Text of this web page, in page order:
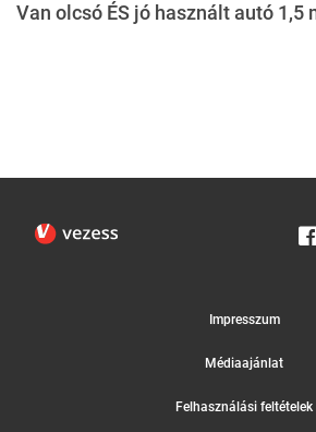
Van olcsó ÉS jó használt autó 1,5
Impresszum
Médiaajánlat
Felhasználási feltételek